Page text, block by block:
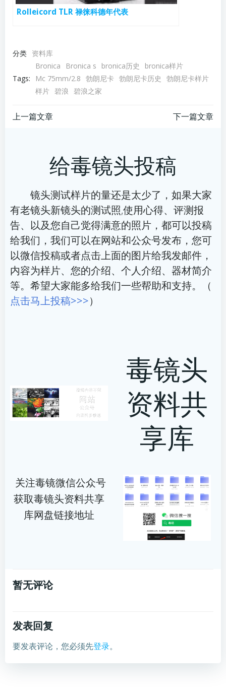
Rolleicord TLR 禄徕科德年代表
分类 资料库
Tags:
Bronica Bronica s bronica历史
bronica样片
Mc 75mm/2.8 勃朗尼卡 勃朗尼卡历史
勃朗尼卡样片
样片 碧浪 碧浪之家
文
航
上一篇文章
导
航
下一篇文章
给毒镜头投稿
镜头测试样片的量还是太少了，如果大家
有老镜头新镜头的测试照,使用心得、评测报
告、以及您自己觉得满意的照片，都可以投稿
给我们，我们可以在网站和公众号发布，您可
以微信投稿或者点击上面的图片给我发邮件，
内容为样片、您的介绍、个人介绍、器材简介
等。希望大家能多给我们一些帮助和支持。（
点击马上投稿>>>）
毒镜头
资料共
享库
关注毒镜微信公众号
获取毒镜头资料共享
库网盘链接地址
暂无评论
发表回复
要发表评论，您必须先登录。